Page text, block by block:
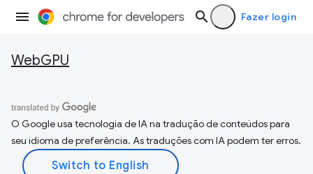
Fazer login
WebGPU
O Google usa tecnologia de IA na tradução de conteúdos para
seu idioma de preferência. As traduções com IA podem ter erros.